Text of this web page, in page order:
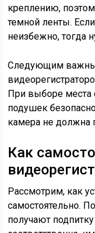
креплению,
темной ленты.
неизбежно, тогда
Следующим
При выборе места
подушек
камера не должна
Как
Рассмотрим, как
самостоятельно.
получают